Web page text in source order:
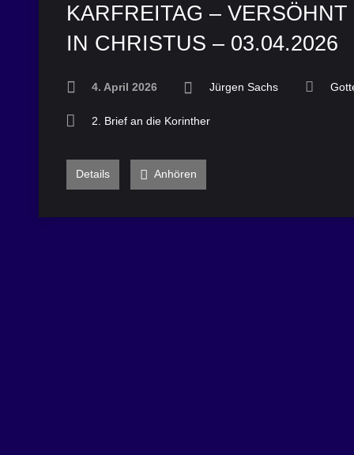
KARFREITAG –
IN CHRISTUS – 03.04.2026
4. April 2026 Jürgen Sachs
2. Brief an die Korinther
Details Anhören